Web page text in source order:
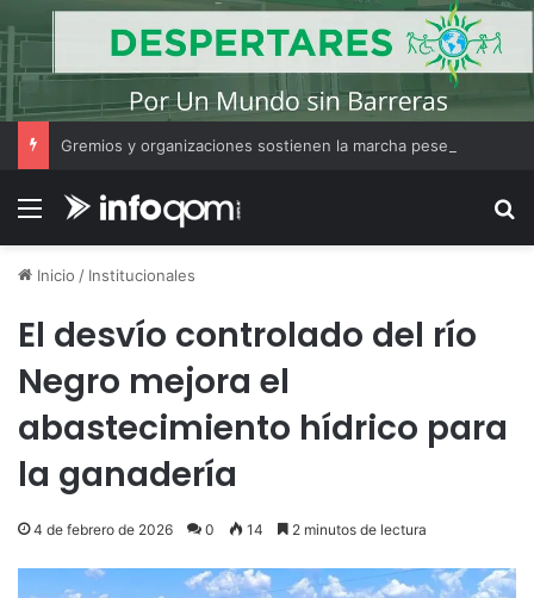
Menú
Inicio / Institucionales
El desvío controlado del río
Negro mejora el
abastecimiento hídrico para
la ganadería
4 de febrero de 2026 0 14 2 minutos de lectura